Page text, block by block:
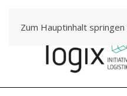
Zum Hauptinhalt springen